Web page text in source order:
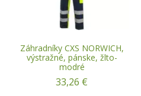
Záhradníky CXS NORWICH,
výstražné, pánske, žlto-
modré
33,26 €